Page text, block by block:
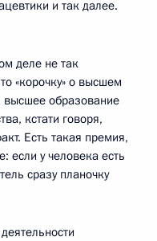
и так далее.
деле не так
«корочку» о высшем
высшее образование
кстати говоря,
Есть такая премия,
если у человека есть
сразу планочку